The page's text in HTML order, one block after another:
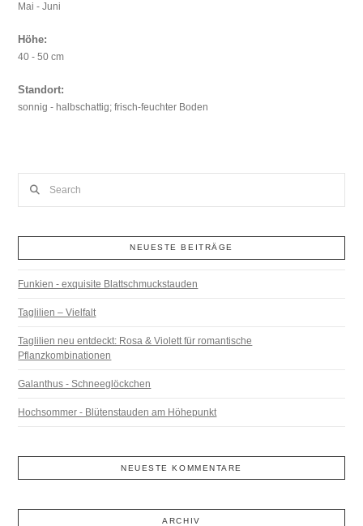
Mai - Juni
Höhe:
40 - 50 cm
Standort:
sonnig - halbschattig; frisch-feuchter Boden
NEUESTE BEITRÄGE
Funkien - exquisite Blattschmuckstauden
Taglilien – Vielfalt
Taglilien neu entdeckt: Rosa & Violett für romantische
Pflanzkombinationen
Galanthus - Schneeglöckchen
Hochsommer - Blütenstauden am Höhepunkt
NEUESTE KOMMENTARE
ARCHIV